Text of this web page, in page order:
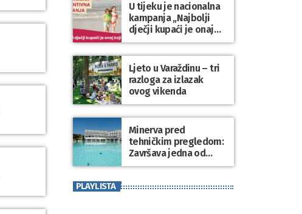
U tijeku je nacionalna
kampanja „Najbolji
dječji kupaći je onaj
koji se nosi“
Ljeto u Varaždinu – tri
razloga za izlazak
ovog vikenda
Minerva pred
tehničkim pregledom:
Završava jedna od
najvećih investicija u
Varaždinske županije
PLAYLISTA